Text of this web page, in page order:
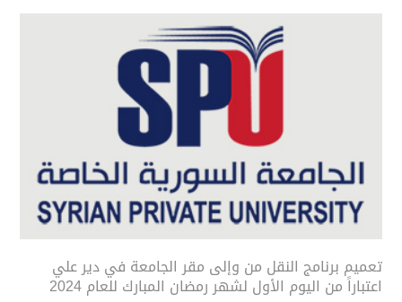
تعميم برنامج النقل من وإلى مقر الجامعة في دير علي
اعتباراً من اليوم الأول لشهر رمضان المبارك للعام 2024